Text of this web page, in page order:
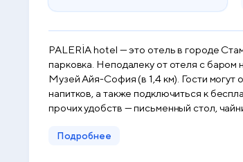
PALERİA hotel — это отель в городе
парковка. Неподалеку от отеля с баром
Музей Айя-София (в 1,4 км). Гости могут
напитков, а также подключиться к бесплатному Wi-Fi на всей территории. В номерах в
прочих удобств — письменный стол,
континентальный завтрак. PALERİA hotel располагается в 2,7 км и 1,3 км соответственно от таких достопримечательностей, как Дворец Топкапы и Мечеть Сулеймание.
Подробнее